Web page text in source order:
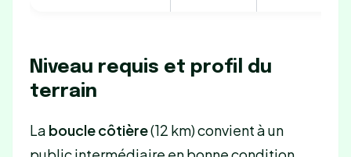
Niveau requis et profil du
terrain
La boucle côtière(12 km) convient à un